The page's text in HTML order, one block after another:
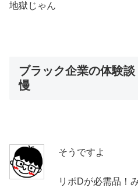
地獄じゃん
ブラック企業の体験
慢
そうですよ
リポDが必需品！